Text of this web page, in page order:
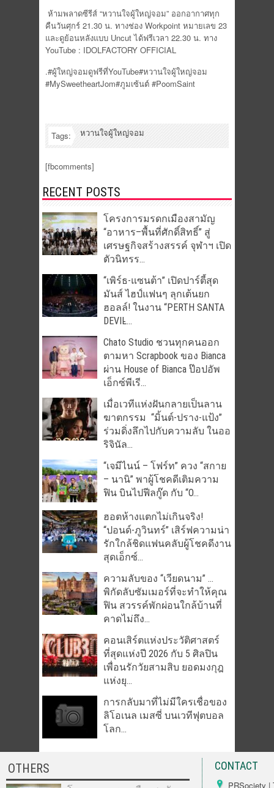
ห้ามพลาดซีรีส์ “หวานใจผู้ใหญ่จอม” ออกอากาศทุก
คืนวันศุกร์ 21.30 น. ทางช่อง Workpoint หมายเลข 23
และดูย้อนหลังแบบ Uncut ได้ฟรีเวลา 22.30 น. ทาง
YouTube : IDOLFACTORY OFFICIAL
.#ผู้ใหญ่จอมดูฟรีที่YouTube#หวานใจผู้ใหญ่จอม
#MySweetheartJom#ภูมเซ้นต์ #PoomSaint
Tags: หวานใจผู้ใหญ่จอม
[fbcomments]
RECENT POSTS
โครงการมรดกเมืองสามัญ
“อาหาร–พื้นที่ศักดิ์สิทธิ์” สู่
เศรษฐกิจสร้างสรรค์ จุฬาฯ เปิด
ตัวนิทรร...
“เพิร์ธ-แซนต้า” เปิดปาร์ตี้สุด
มันส์ ไฮป์แฟนๆ ลุกเต้นยก
ฮอลล์! ในงาน “PERTH SANTA
DEVIL̵...
Chato Studio ชวนทุกคนออก
ตามหา Scrapbook ของ Bianca
ผ่าน House of Bianca ป๊อปอัพ
เอ็กซ์พีเรี...
เมื่อเวทีแห่งฝันกลายเป็นลาน
ฆาตกรรม “มิ้นต์-ปราง-แป้ง”
ร่วมดิ่งลึกไปกับความลับ ในออ
ริจินัล...
“เจมีไนน์ – โฟร์ท” ควง “สกาย
– นานิ” พาผู้โชคดีเติมความ
ฟิน บินไปฟีลกู๊ด กับ “O...
ฮอตห้างแตกไม่เกินจริง!
“ปอนด์-ภูวินทร์” เสิร์ฟความน่า
รักใกล้ชิดแฟนคลับผู้โชคดีงาน
สุดเอ็กซ์...
ความลับของ “เวียดนาม” …
พิกัดลับซัมเมอร์ที่จะทำให้คุณ
ฟิน สวรรค์พักผ่อนใกล้บ้านที่
คาดไม่ถึง...
คอนเสิร์ตแห่งประวัติศาสตร์
ที่สุดแห่งปี 2026 กับ 5 ศิลปิน
เพื่อนรักวัยสามสิบ ยอดมงกุฎ
แห่งยุ...
การกลับมาที่ไม่มีใครเชื่อของ
ลิโอเนล เมสซี่ บนเวทีฟุตบอล
โลก...
OTHERS CONTACT
PRSociety |